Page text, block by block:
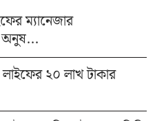
ম্যানেজার
অনুষ...
লাইফের ২০ লাখ টাকার